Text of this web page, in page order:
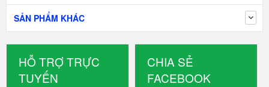
SẢN PHẨM KHÁC
HỖ TRỢ TRỰC
TUYẾN
CHIA SẺ
FACEBOOK